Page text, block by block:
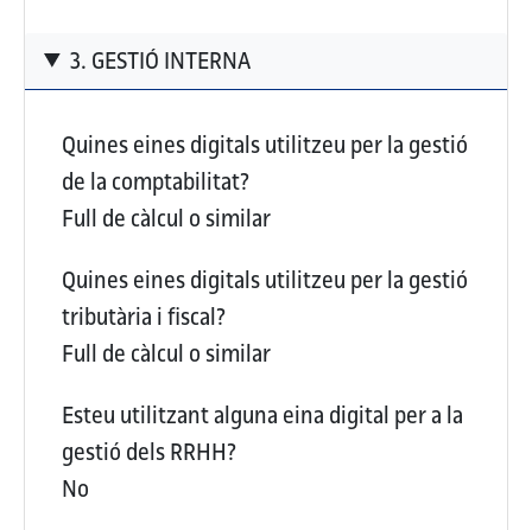
3. GESTIÓ INTERNA
Quines eines digitals utilitzeu per la gestió
de la comptabilitat?
Full de càlcul o similar
Quines eines digitals utilitzeu per la gestió
tributària i fiscal?
Full de càlcul o similar
Esteu utilitzant alguna eina digital per a la
gestió dels RRHH?
No